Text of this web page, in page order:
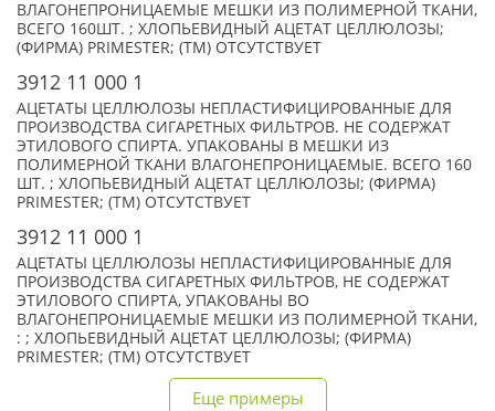
ВЛАГОНЕПРОНИЦАЕМЫЕ МЕШКИ ИЗ ПОЛИМЕРНОЙ ТКАНИ,
ВСЕГО 160ШТ. ; ХЛОПЬЕВИДНЫЙ АЦЕТАТ ЦЕЛЛЮЛОЗЫ;
(ФИРМА) PRIMESTER; (TM) ОТСУТСТВУЕТ
3912 11 000 1
АЦЕТАТЫ ЦЕЛЛЮЛОЗЫ НЕПЛАСТИФИЦИРОВАННЫЕ ДЛЯ
ПРОИЗВОДСТВА СИГАРЕТНЫХ ФИЛЬТРОВ. НЕ СОДЕРЖАТ
ЭТИЛОВОГО СПИРТА. УПАКОВАНЫ В МЕШКИ ИЗ
ПОЛИМЕРНОЙ ТКАНИ ВЛАГОНЕПРОНИЦАЕМЫЕ. ВСЕГО 160
ШТ. ; ХЛОПЬЕВИДНЫЙ АЦЕТАТ ЦЕЛЛЮЛОЗЫ; (ФИРМА)
PRIMESTER; (TM) ОТСУТСТВУЕТ
3912 11 000 1
АЦЕТАТЫ ЦЕЛЛЮЛОЗЫ НЕПЛАСТИФИЦИРОВАННЫЕ ДЛЯ
ПРОИЗВОДСТВА СИГАРЕТНЫХ ФИЛЬТРОВ, НЕ СОДЕРЖАТ
ЭТИЛОВОГО СПИРТА, УПАКОВАНЫ ВО
ВЛАГОНЕПРОНИЦАЕМЫЕ МЕШКИ ИЗ ПОЛИМЕРНОЙ ТКАНИ,
: ; ХЛОПЬЕВИДНЫЙ АЦЕТАТ ЦЕЛЛЮЛОЗЫ; (ФИРМА)
PRIMESTER; (TM) ОТСУТСТВУЕТ
Еще примеры